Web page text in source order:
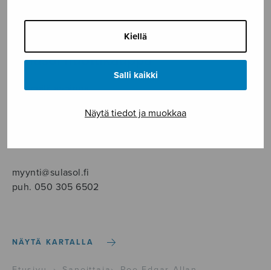
Kiellä
Salli kaikki
Näytä tiedot ja muokkaa
YLEINEN
Sulasol nuottikauppa
Myymälä avoinna
myynti@sulasol.fi
puh. 050 305 6502
NÄYTÄ KARTALLA